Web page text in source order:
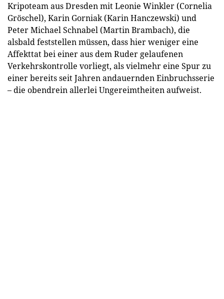
Kripoteam aus Dresden mit Leonie Winkler (Cornelia
Gröschel), Karin Gorniak (Karin Hanczewski) und
Peter Michael Schnabel (Martin Brambach), die
alsbald feststellen müssen, dass hier weniger eine
Affekttat bei einer aus dem Ruder gelaufenen
Verkehrskontrolle vorliegt, als vielmehr eine Spur zu
einer bereits seit Jahren andauernden Einbruchsserie
– die obendrein allerlei Ungereimtheiten aufweist.